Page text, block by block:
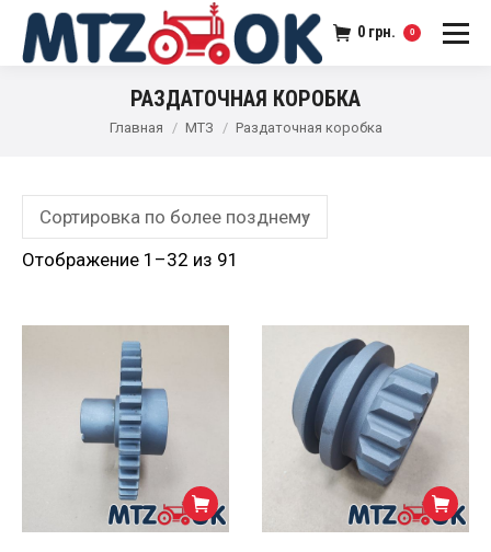
0 грн. 0
РАЗДАТОЧНАЯ КОРОБКА
Главная МТЗ Раздаточная коробка
Отображение 1–32 из 91